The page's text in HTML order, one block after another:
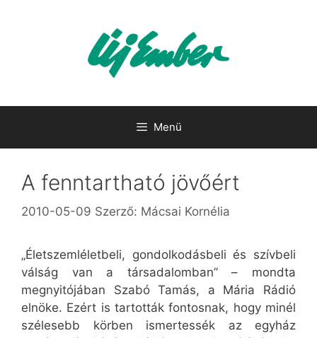
Menü
A fenntartható jövőért
2010-05-09 Szerző: Mácsai Kornélia
„Életszemléletbeli, gondolkodásbeli és szívbeli
válság van a társadalomban” – mondta
megnyitójában Szabó Tamás, a Mária Rádió
elnöke. Ezért is tartották fontosnak, hogy minél
szélesebb körben ismertessék az egyház